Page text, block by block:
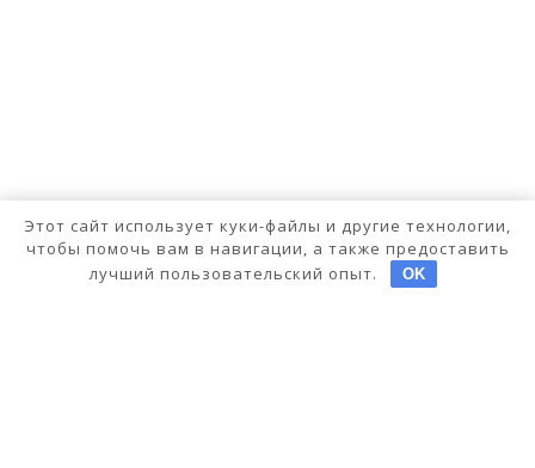
Этот сайт использует куки-файлы и другие технологии,
чтобы помочь вам в навигации, а также предоставить
лучший пользовательский опыт.
OK